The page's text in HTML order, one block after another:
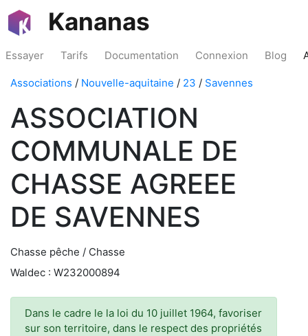
Kananas
Essayer Tarifs Documentation Connexion Blog
Associations / Nouvelle-aquitaine / 23 / Savennes
ASSOCIATION
COMMUNALE DE
CHASSE AGREEE
DE SAVENNES
Chasse pêche / Chasse
Waldec : W232000894
Dans le cadre le la loi du 10 juillet 1964, favoriser
sur son territoire, dans le respect des propriétés